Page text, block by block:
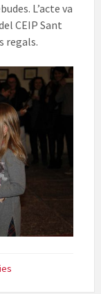
L’acte va
CEIP Sant
regals.